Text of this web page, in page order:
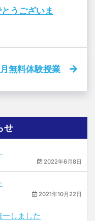
うございま
無料体験授業
せ
2022年6月8日
2021年10月22日
しました